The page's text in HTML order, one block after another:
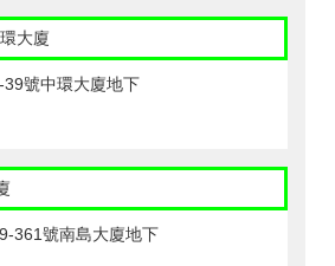
大廈
號中環大廈地下
361號南島大廈地下